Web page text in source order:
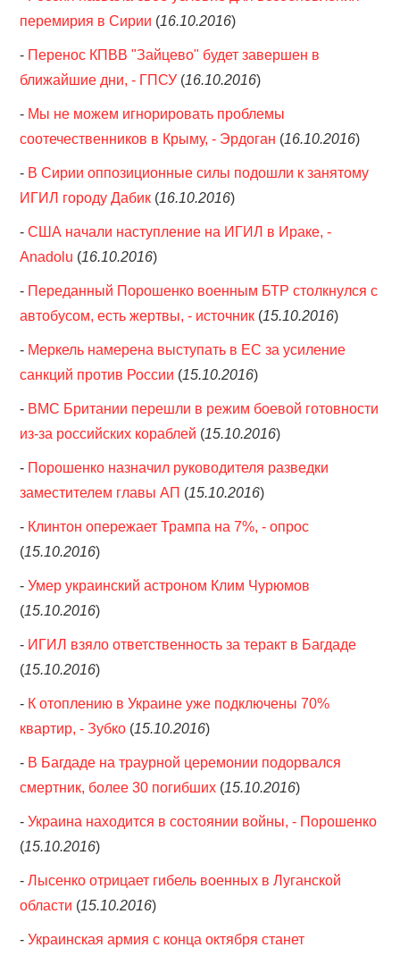
перемирия в Сирии (16.10.2016)
- Перенос КПВВ "Зайцево" будет завершен в
ближайшие дни, - ГПСУ (16.10.2016)
- Мы не можем игнорировать проблемы
соотечественников в Крыму, - Эрдоган (16.10.2016)
- В Сирии оппозиционные силы подошли к занятому
ИГИЛ городу Дабик (16.10.2016)
-США начали наступление на ИГИЛ в Ираке, -
Anadolu (16.10.2016)
- Переданный Порошенко военным БТР столкнулся с
автобусом, есть жертвы, - источник (15.10.2016)
- Меркель намерена выступать в ЕС за усиление
санкций против России (15.10.2016)
- ВМС Британии перешли в режим боевой готовности
из-за российских кораблей (15.10.2016)
- Порошенко назначил руководителя разведки
заместителем главы АП (15.10.2016)
- Клинтон опережает Трампа на 7%, - опрос
(15.10.2016)
-Умер украинский астроном Клим Чурюмов
(15.10.2016)
- ИГИЛ взяло ответственность за теракт в Багдаде
(15.10.2016)
- К отоплению в Украине уже подключены 70%
квартир, - Зубко (15.10.2016)
- В Багдаде на траурной церемонии подорвался
смертник, более 30 погибших (15.10.2016)
-Украина находится в состоянии войны, - Порошенко
(15.10.2016)
-Лысенко отрицает гибель военных в Луганской
области (15.10.2016)
-Украинская армия с конца октября станет